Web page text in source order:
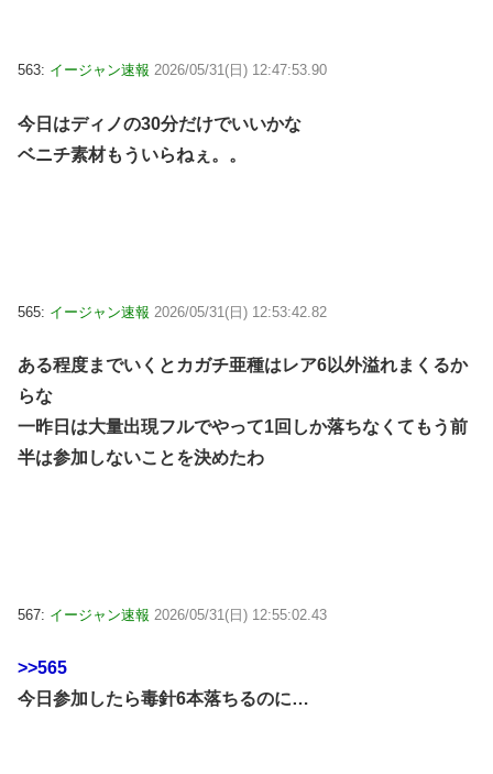
563: イージャン速報 2026/05/31(日) 12:47:53.90
今日はディノの30分だけでいいかな
ベニチ素材もういらねぇ。。
565: イージャン速報 2026/05/31(日) 12:53:42.82
ある程度までいくとカガチ亜種はレア6以外溢れまくるか
らな
一昨日は大量出現フルでやって1回しか落ちなくてもう前
半は参加しないことを決めたわ
567: イージャン速報 2026/05/31(日) 12:55:02.43
>>565
今日参加したら毒針6本落ちるのに…